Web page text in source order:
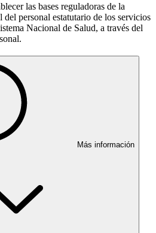
las bases reguladoras de la
personal estatutario de los servicios
Nacional de Salud, a través del
Más información